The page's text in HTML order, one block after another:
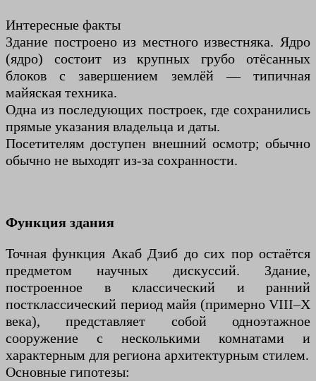
Интересные факты
Здание построено из местного известняка. Ядро
(ядро) состоит из крупных грубо отёсанных
блоков с завершением землёй — типичная
майяская техника.
Одна из последующих построек, где сохранились
прямые указания владельца и даты.
Посетителям доступен внешний осмотр; обычно
обычно не выходят из-за сохранности.
Функция здания
Точная функция Акаб Дзиб до сих пор остаётся
предметом научных дискуссий. Здание,
построенное в классический и ранний
постклассический период майя (примерно VIII–X
века), представляет собой одноэтажное
сооружение с несколькими комнатами и
характерным для региона архитектурным стилем.
Основные гипотезы: